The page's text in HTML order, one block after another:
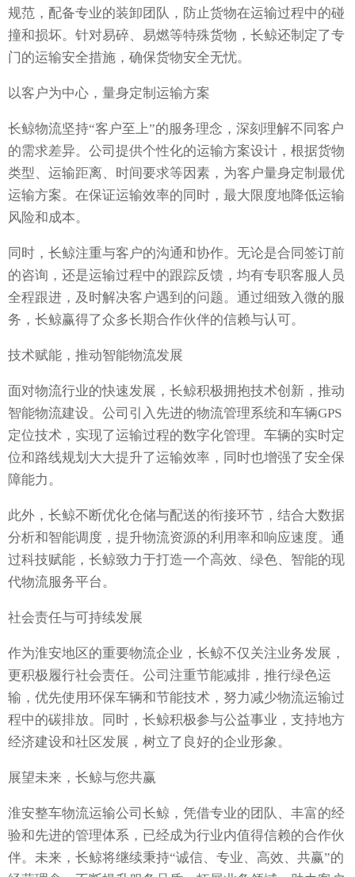
规范，配备专业的装卸团队，防止货物在运输过程中的碰
撞和损坏。针对易碎、易燃等特殊货物，长鲸还制定了专
门的运输安全措施，确保货物安全无忧。
以客户为中心，量身定制运输方案
长鲸物流坚持“客户至上”的服务理念，深刻理解不同客户
的需求差异。公司提供个性化的运输方案设计，根据货物
类型、运输距离、时间要求等因素，为客户量身定制最优
运输方案。在保证运输效率的同时，最大限度地降低运输
风险和成本。
同时，长鲸注重与客户的沟通和协作。无论是合同签订前
的咨询，还是运输过程中的跟踪反馈，均有专职客服人员
全程跟进，及时解决客户遇到的问题。通过细致入微的服
务，长鲸赢得了众多长期合作伙伴的信赖与认可。
技术赋能，推动智能物流发展
面对物流行业的快速发展，长鲸积极拥抱技术创新，推动
智能物流建设。公司引入先进的物流管理系统和车辆GPS
定位技术，实现了运输过程的数字化管理。车辆的实时定
位和路线规划大大提升了运输效率，同时也增强了安全保
障能力。
此外，长鲸不断优化仓储与配送的衔接环节，结合大数据
分析和智能调度，提升物流资源的利用率和响应速度。通
过科技赋能，长鲸致力于打造一个高效、绿色、智能的现
代物流服务平台。
社会责任与可持续发展
作为淮安地区的重要物流企业，长鲸不仅关注业务发展，
更积极履行社会责任。公司注重节能减排，推行绿色运
输，优先使用环保车辆和节能技术，努力减少物流运输过
程中的碳排放。同时，长鲸积极参与公益事业，支持地方
经济建设和社区发展，树立了良好的企业形象。
展望未来，长鲸与您共赢
淮安整车物流运输公司长鲸，凭借专业的团队、丰富的经
验和先进的管理体系，已经成为行业内值得信赖的合作伙
伴。未来，长鲸将继续秉持“诚信、专业、高效、共赢”的